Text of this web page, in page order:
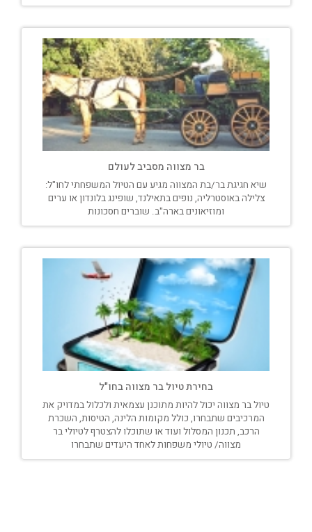
בר מצווה מסביב לעולם
שיא חגיגת בר/בת המצווה מגיע עם הטיול המשפחתי לחו"ל:
צלילה באוסטרליה, נופים בתאילנד, שופינג בלונדון או ערים
ומוזיאונים בארה"ב. שוברים חסכונות
בחירת טיול בר מצווה בחו"ל
טיול בר מצווה יכול להיות מתוכנן עצמאית ולכלול במדויק את
המרכיבים שתבחרו, כולל מקומות הלינה, הטיסות, השכרת
הרכב, תכנון המסלול ועוד או שתוכלו להצטרף לטיולי בר
מצווה/ טיולי משפחות לאחד היעדים שתבחרו